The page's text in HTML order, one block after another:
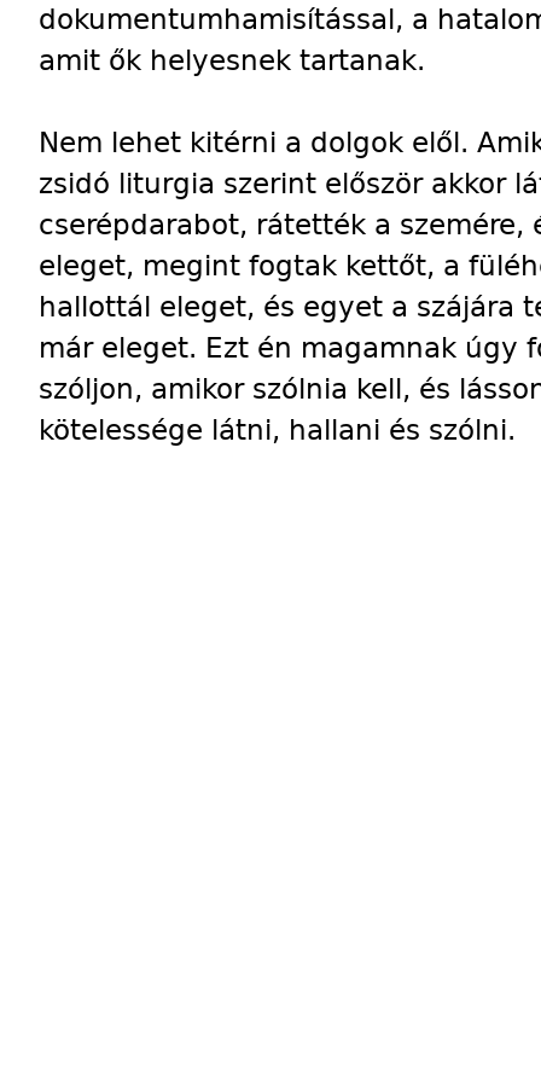
dokumentumhamisítással, a
amit ők helyesnek tartanak.
Nem lehet kitérni a dolgok elől.
zsidó liturgia szerint először akkor
cserépdarabot, rátették a
eleget, megint fogtak kettőt, a
hallottál eleget, és egyet a szájára
már eleget. Ezt én magamnak úgy
szóljon, amikor szólnia kell, és
kötelessége látni, hallani és szólni.